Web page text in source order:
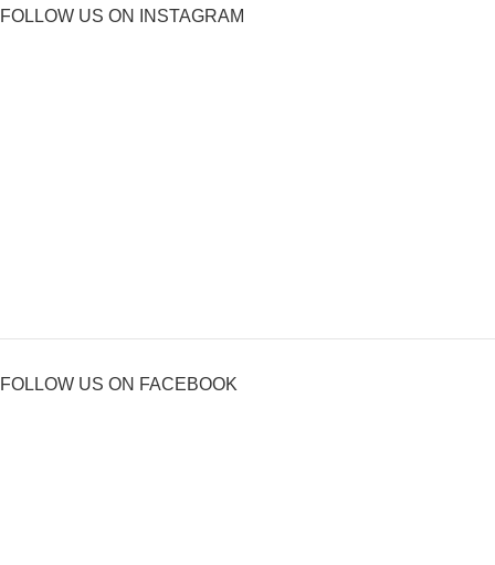
FOLLOW US ON INSTAGRAM
FOLLOW US ON FACEBOOK